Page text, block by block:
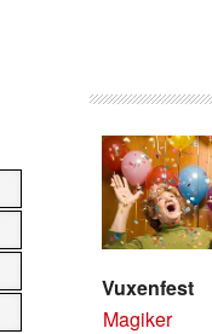
Vuxenfest
Magiker